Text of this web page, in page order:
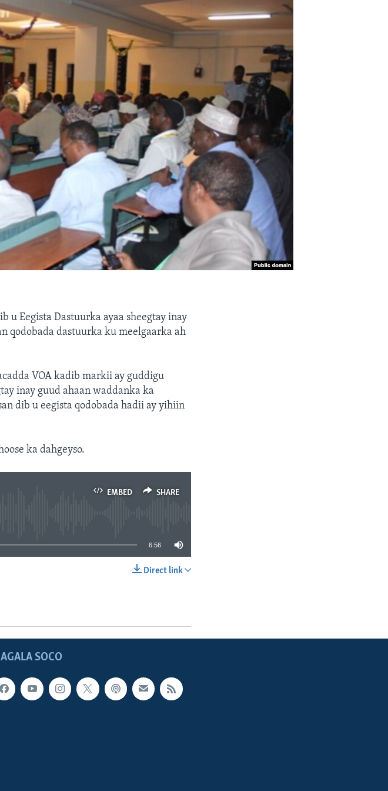
u Eegista Dastuurka ayaa sheegtay inay
qodobada dastuurka ku meelgaarka ah
VOA kadib markii ay guddigu
inay guud ahaan waddanka ka
dib u eegista qodobada hadii ay yihiin
ka dahgeyso.
EMBED SHARE
6:56
Direct link
SOCO